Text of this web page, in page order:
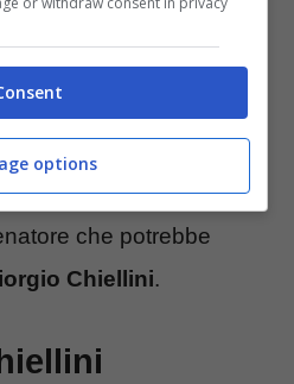
Pistocchi su ‘X’,
convinto da
finanziaria della
perché il suo
sarebbe in bilico. Con il
che potrebbe
Chiellini.
options